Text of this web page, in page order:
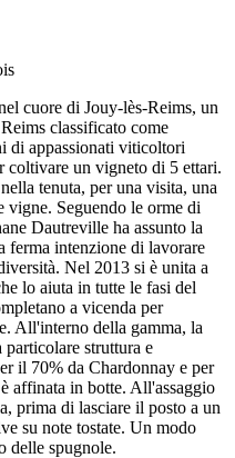
cuore di Jouy-lès-Reims, un
classificato come
di appassionati viticoltori
coltivare un vigneto di 5 ettari.
tenuta, per una visita, una
vigne. Seguendo le orme di
Dautreville ha assunto la
ferma intenzione di lavorare
Nel 2013 si è unita a
lo aiuta in tutte le fasi del
a vicenda per
All'interno della gamma, la
particolare struttura e
il 70% da Chardonnay e per
affinata in botte. All'assaggio
prima di lasciare il posto a un
su note tostate. Un modo
delle spugnole.